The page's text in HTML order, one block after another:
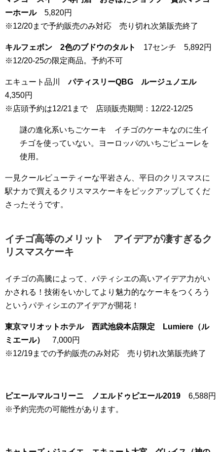
ーホール5,820円
※12/20まで予約販売のみ対応 売り切れ次第販売終了
キルフェボン 2色のブドウのタルト
17センチ 5,892円
※12/20-25の限定商品。予約不可
エキュート品川パティスリーQBG ルージュノエル
4,350円
※店頭予約は12/21まで 店頭販売期間：12/22-12/25
謎の進化系いちごケーキ イチゴのケーキなのに生イ
チゴを使っていない。ヨーロッパのいちごピューレを
使用。
一見クールビューティーな平岩さん、平日のクリスマスに
駅ナカで買えるクリスマスケーキをピックアップしてくだ
さったそうです。
イチゴ高等のメリット アイデアが凄すぎるク
リスマスケーキ
イチゴの高騰によって、パティシエの高いアイデア力がい
かされる！技術をいかしてより魅力的なケーキをつくろう
というパティシエのアイデアが開花！
東京マリオットホテル 西武池袋本店限定 Lumiere（ル
ミエール）
7,000円
※12/19までの予約販売のみ対応 売り切れ次第販売終了
ピエールマルコリーニ ノエルドゥピエール2019 6,588円
※予約完売の可能性があります。